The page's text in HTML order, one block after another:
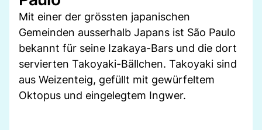
Mit einer der grössten japanischen
Gemeinden ausserhalb Japans ist São Paulo
bekannt für seine Izakaya-Bars und die dort
servierten Takoyaki-Bällchen. Takoyaki sind
aus Weizenteig, gefüllt mit gewürfeltem
Oktopus und eingelegtem Ingwer.